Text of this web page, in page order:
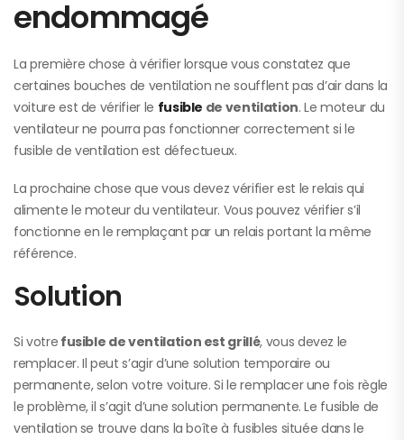
endommagé
La première chose à vérifier lorsque vous constatez que
certaines bouches de ventilation ne soufflent pas d’air dans la
voiture est de vérifier le fusible de ventilation. Le moteur du
ventilateur ne pourra pas fonctionner correctement si le
fusible de ventilation est défectueux.
La prochaine chose que vous devez vérifier est le relais qui
alimente le moteur du ventilateur. Vous pouvez vérifier s’il
fonctionne en le remplaçant par un relais portant la même
référence.
Solution
Si votre fusible de ventilation est grillé, vous devez le
remplacer. Il peut s’agir d’une solution temporaire ou
permanente, selon votre voiture. Si le remplacer une fois règle
le problème, il s’agit d’une solution permanente. Le fusible de
ventilation se trouve dans la boîte à fusibles située dans le